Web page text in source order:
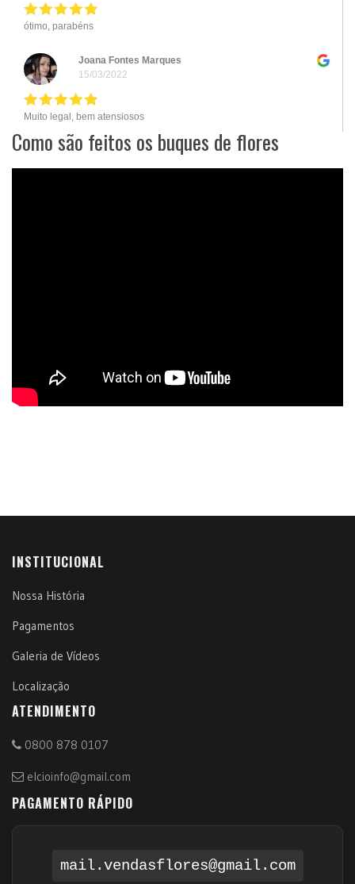
ótimo, parabéns
Joana Fontes Marques
15/03/2022
Muito legal, bem atensiosos
Como são feitos os buques de flores
INSTITUCIONAL
Nossa História
Pagamentos
Galeria de Vídeos
Localização
ATENDIMENTO
0800 878 0107
elcioinfo@gmail.com
PAGAMENTO RÁPIDO
mail.vendasflores@gmail.com